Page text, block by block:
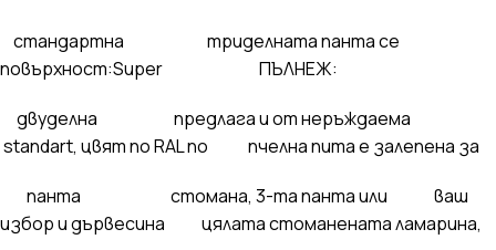
стандартна триделната панта се
повърхност:Super ПЪЛНЕЖ:
двуделна предлага и от неръждаема
standart, цвят по RAL по пчелна пита е залепена за
панта стомана, 3-та панта или ваш
избор и дървесина цялата стоманената ламарина,